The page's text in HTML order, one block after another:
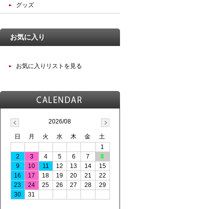
グッズ
お気に入り
お気に入りリストを見る
2026/08
日 月 火 水 木 金
土
1
2
3 4 5 6 7
8
9
10 11 12 13 14
15
16
17 18 19 20 21
22
23
24 25 26 27 28
29
30
31